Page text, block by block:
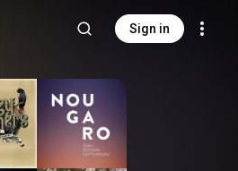
Sign in